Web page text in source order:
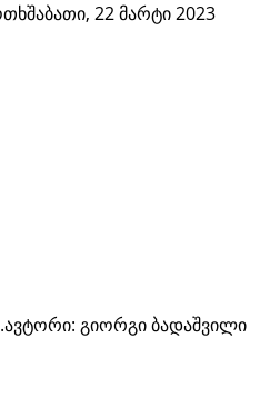
22 მარტი 2023
ავტორი: გიორგი ბადაშვილი